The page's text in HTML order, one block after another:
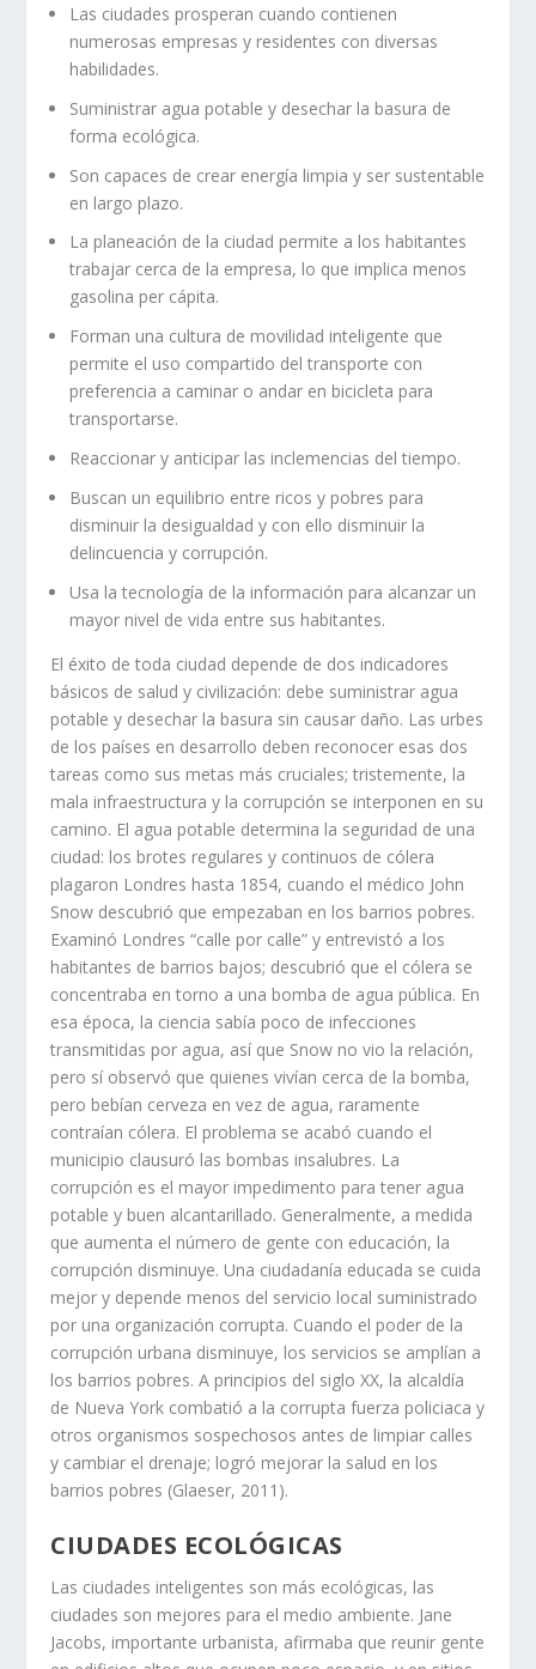
Las ciudades prosperan cuando contienen
numerosas empresas y residentes con diversas
habilidades.
Suministrar agua potable y desechar la basura de
forma ecológica.
Son capaces de crear energía limpia y ser sustentable
en largo plazo.
La planeación de la ciudad permite a los habitantes
trabajar cerca de la empresa, lo que implica menos
gasolina per cápita.
Forman una cultura de movilidad inteligente que
permite el uso compartido del transporte con
preferencia a caminar o andar en bicicleta para
transportarse.
Reaccionar y anticipar las inclemencias del tiempo.
Buscan un equilibrio entre ricos y pobres para
disminuir la desigualdad y con ello disminuir la
delincuencia y corrupción.
Usa la tecnología de la información para alcanzar un
mayor nivel de vida entre sus habitantes.
El éxito de toda ciudad depende de dos indicadores
básicos de salud y civilización: debe suministrar agua
potable y desechar la basura sin causar daño. Las urbes
de los países en desarrollo deben reconocer esas dos
tareas como sus metas más cruciales; tristemente, la
mala infraestructura y la corrupción se interponen en su
camino. El agua potable determina la seguridad de una
ciudad: los brotes regulares y continuos de cólera
plagaron Londres hasta 1854, cuando el médico John
Snow descubrió que empezaban en los barrios pobres.
Examinó Londres “calle por calle” y entrevistó a los
habitantes de barrios bajos; descubrió que el cólera se
concentraba en torno a una bomba de agua pública. En
esa época, la ciencia sabía poco de infecciones
transmitidas por agua, así que Snow no vio la relación,
pero sí observó que quienes vivían cerca de la bomba,
pero bebían cerveza en vez de agua, raramente
contraían cólera. El problema se acabó cuando el
municipio clausuró las bombas insalubres. La
corrupción es el mayor impedimento para tener agua
potable y buen alcantarillado. Generalmente, a medida
que aumenta el número de gente con educación, la
corrupción disminuye. Una ciudadanía educada se cuida
mejor y depende menos del servicio local suministrado
por una organización corrupta. Cuando el poder de la
corrupción urbana disminuye, los servicios se amplían a
los barrios pobres. A principios del siglo XX, la alcaldía
de Nueva York combatió a la corrupta fuerza policiaca y
otros organismos sospechosos antes de limpiar calles
y cambiar el drenaje; logró mejorar la salud en los
barrios pobres (Glaeser, 2011).
CIUDADES ECOLÓGICAS
Las ciudades inteligentes son más ecológicas, las
ciudades son mejores para el medio ambiente. Jane
Jacobs, importante urbanista, afirmaba que reunir gente